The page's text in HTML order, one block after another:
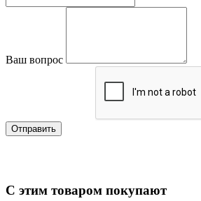
Ваш вопрос
Отправить
С этим товаром покупают